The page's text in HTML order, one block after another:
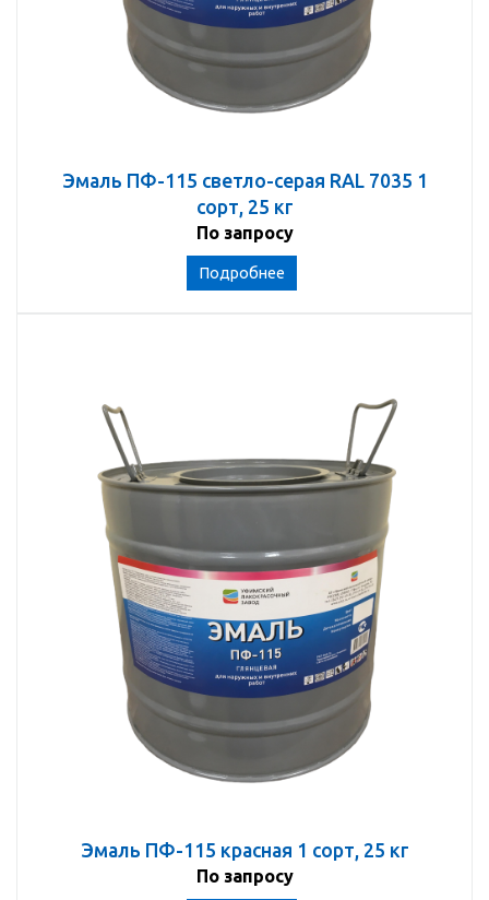
Эмаль ПФ-115 светло-серая RAL 7035 1
сорт, 25 кг
По запросу
Подробнее
Эмаль ПФ-115 красная 1 сорт, 25 кг
По запросу